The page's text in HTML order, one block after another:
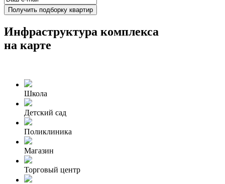
Получить подборку квартир
Инфраструктура комплекса
на карте
Школа
Детский сад
Поликлиника
Магазин
Торговый центр